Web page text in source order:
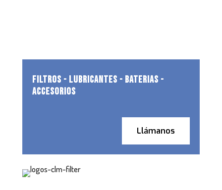
FILTROS - LUBRICANTES - BATERIAS -
ACCESORIOS
Llámanos